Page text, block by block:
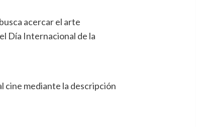
acercar el arte
Día Internacional de la
cine mediante la descripción